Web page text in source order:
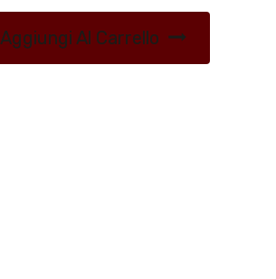
Aggiungi Al Carrello